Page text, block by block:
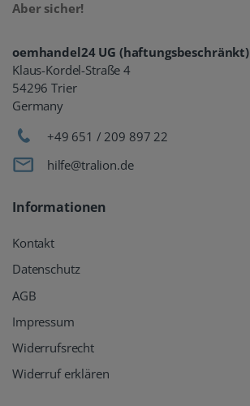
Aber sicher!
oemhandel24 UG (haftungsbeschränkt)
Klaus-Kordel-Straße 4
54296 Trier
Germany
+49 651 / 209 897 22
hilfe@tralion.de
Informationen
Kontakt
Datenschutz
AGB
Impressum
Widerrufsrecht
Widerruf erklären